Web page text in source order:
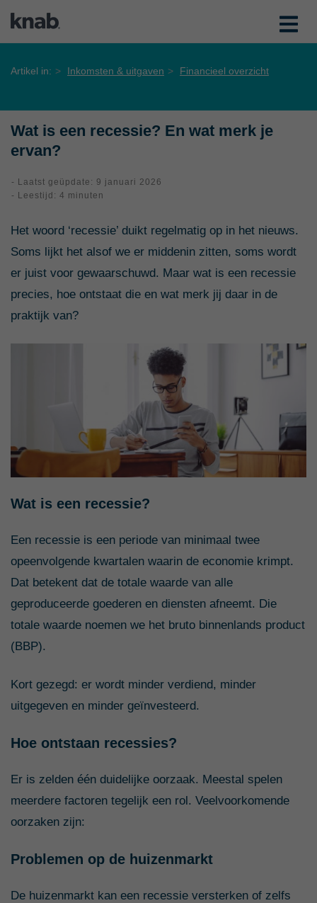
Artikel in: Inkomsten & uitgaven Financieel overzicht
Wat is een recessie? En wat merk je
ervan?
- Laatst geüpdate: 9 januari 2026
- Leestijd: 4 minuten
Het woord ‘recessie’ duikt regelmatig op in het nieuws.
Soms lijkt het alsof we er middenin zitten, soms wordt
er juist voor gewaarschuwd. Maar wat is een recessie
precies, hoe ontstaat die en wat merk jij daar in de
praktijk van?
Wat is een recessie?
Een recessie is een periode van minimaal twee
opeenvolgende kwartalen waarin de economie krimpt.
Dat betekent dat de totale waarde van alle
geproduceerde goederen en diensten afneemt. Die
totale waarde noemen we het bruto binnenlands product
(BBP).
Kort gezegd: er wordt minder verdiend, minder
uitgegeven en minder geïnvesteerd.
Hoe ontstaan recessies?
Er is zelden één duidelijke oorzaak. Meestal spelen
meerdere factoren tegelijk een rol. Veelvoorkomende
oorzaken zijn:
Problemen op de huizenmarkt
De huizenmarkt kan een recessie versterken of zelfs